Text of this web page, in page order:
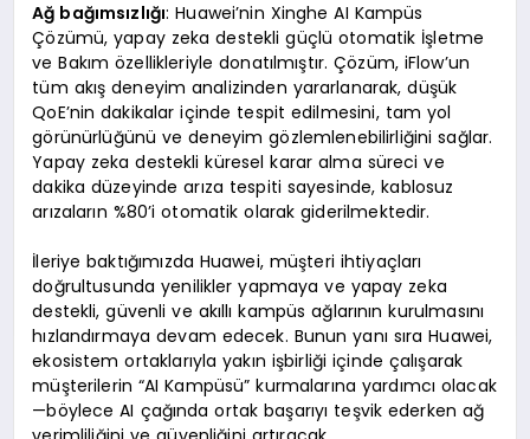
Ağ bağımsızlığı: Huawei’nin Xinghe AI Kampüs
Çözümü, yapay zeka destekli güçlü otomatik İşletme
ve Bakım özellikleriyle donatılmıştır. Çözüm, iFlow’un
tüm akış deneyim analizinden yararlanarak, düşük
QoE’nin dakikalar içinde tespit edilmesini, tam yol
görünürlüğünü ve deneyim gözlemlenebilirliğini sağlar.
Yapay zeka destekli küresel karar alma süreci ve
dakika düzeyinde arıza tespiti sayesinde, kablosuz
arızaların %80’i otomatik olarak giderilmektedir.
İleriye baktığımızda Huawei, müşteri ihtiyaçları
doğrultusunda yenilikler yapmaya ve yapay zeka
destekli, güvenli ve akıllı kampüs ağlarının kurulmasını
hızlandırmaya devam edecek. Bunun yanı sıra Huawei,
ekosistem ortaklarıyla yakın işbirliği içinde çalışarak
müşterilerin “AI Kampüsü” kurmalarına yardımcı olacak
—böylece AI çağında ortak başarıyı teşvik ederken ağ